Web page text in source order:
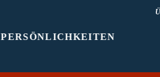
PERSÖNLICHKEITEN